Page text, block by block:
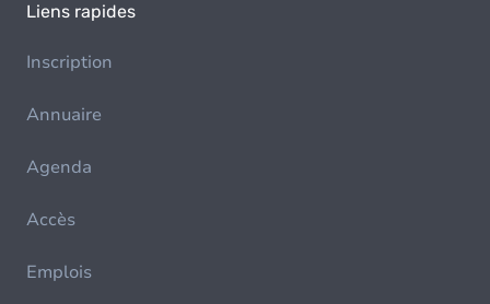
Liens rapides
Inscription
Annuaire
Agenda
Accès
Emplois